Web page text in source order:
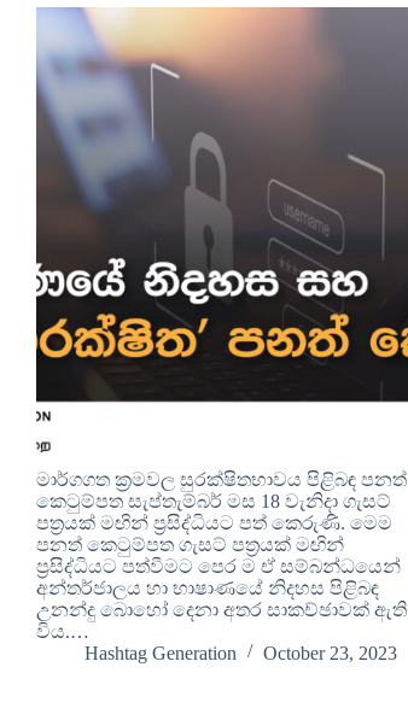
මාර්ගගත ක්‍රමවල සුරක්ෂිතභාවය පිළිබඳ පනත්
කෙටුම්පත සැප්තැම්බර් මස 18 වැනිදා ගැසට්
පත්‍රයක් මඟින් ප්‍රසිද්ධියට පත් කෙරුණි. මෙම
පනත් කෙටුම්පත ගැසට් පත්‍රයක් මඟින්
ප්‍රසිද්ධියට පත්වීමට පෙර ම ඒ සම්බන්ධයෙන්
අන්තර්ජාලය හා භාෂාණයේ නිදහස පිළිබඳ
උනන්දු බොහෝ දෙනා අතර සාකච්ඡාවක් ඇති
විය.…
Hashtag Generation
October 23, 2023